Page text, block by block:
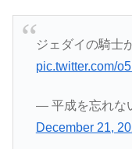
ジェダイの騎士
pic.twitter.com/
— 平成を忘れな
December 21,